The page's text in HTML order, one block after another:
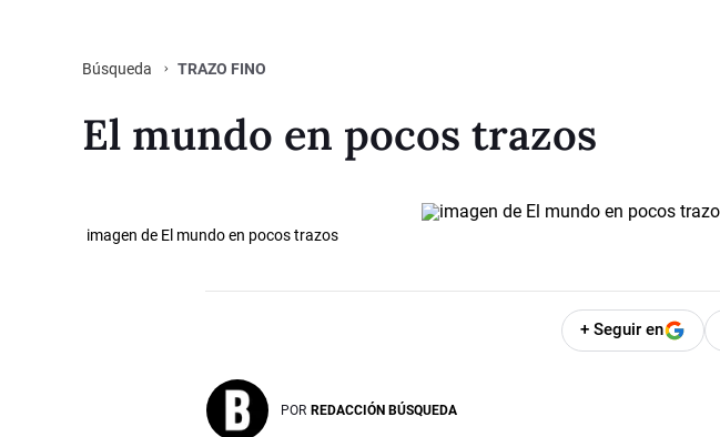
Búsqueda TRAZO FINO
El mundo en pocos trazos
imagen de El mundo en pocos trazos
+ Seguir en
POR REDACCIÓN BÚSQUEDA